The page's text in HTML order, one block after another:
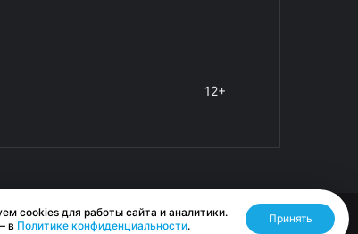
12+
Разработано RASA
cookies для работы сайта и аналитики.
в Политике конфиденциальности.
Принять